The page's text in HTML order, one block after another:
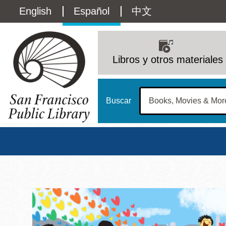
contenido
Language
switcher
(Content)
English Español 中文
navigation
Libros y otros materiales
Buscar
Biblioteca Central
Address
100 Larkin Street San Francisco
Contact
415-557-4400
12 - 6
Biblioteca Pública